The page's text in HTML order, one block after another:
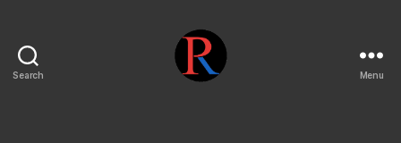
Search Menu